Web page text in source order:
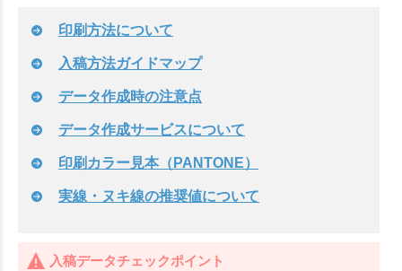
印刷方法について
入稿方法ガイドマップ
データ作成時の注意点
データ作成サービスについて
印刷カラー見本（PANTONE）
実線・ヌキ線の推奨値について
入稿データチェックポイント